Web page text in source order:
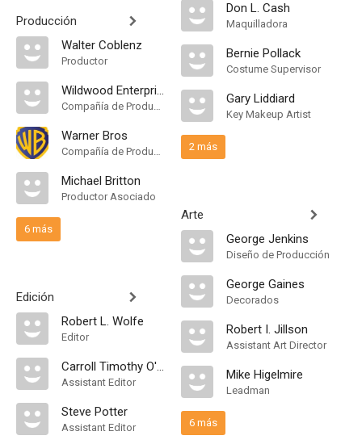
Producción
Walter Coblenz
Productor
Wildwood Enterprises
Compañía de Produccion
Warner Bros
Compañía de Produccion
Michael Britton
Productor Asociado
6 más
Edición
Robert L. Wolfe
Editor
Carroll Timothy O'Meara
Assistant Editor
Steve Potter
Assistant Editor
Don L. Cash
Maquilladora
Bernie Pollack
Costume Supervisor
Gary Liddiard
Key Makeup Artist
2 más
Arte
George Jenkins
Diseño de Producción
George Gaines
Decorados
Robert I. Jillson
Assistant Art Director
Mike Higelmire
Leadman
6 más